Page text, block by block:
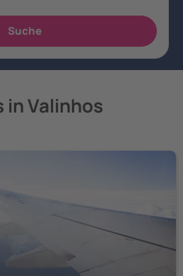
in Valinhos